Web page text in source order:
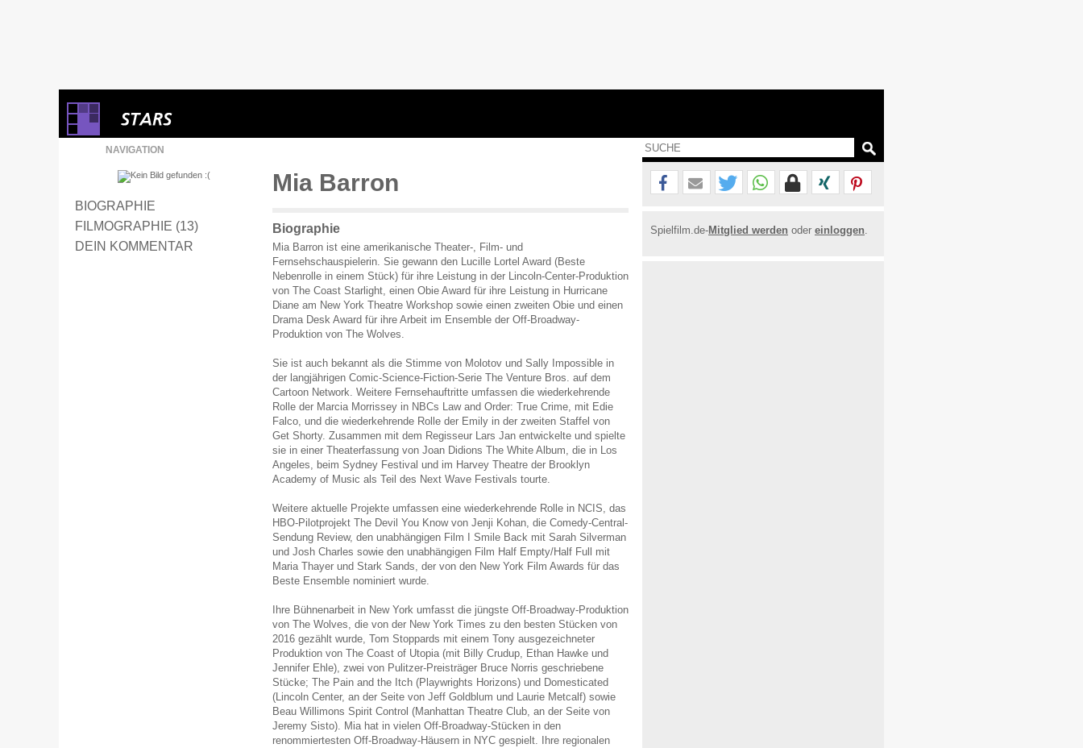
NAVIGATION
BIOGRAPHIE
FILMOGRAPHIE (13)
DEIN KOMMENTAR
Mia Barron
Biographie
Mia Barron ist eine amerikanische Theater-, Film- und
Fernsehschauspielerin. Sie gewann den Lucille Lortel Award (Beste
Nebenrolle in einem Stück) für ihre Leistung in der Lincoln-Center-Produktion
von The Coast Starlight, einen Obie Award für ihre Leistung in Hurricane
Diane am New York Theatre Workshop sowie einen zweiten Obie und einen
Drama Desk Award für ihre Arbeit im Ensemble der Off-Broadway-
Produktion von The Wolves.
Sie ist auch bekannt als die Stimme von Molotov und Sally Impossible in
der langjährigen Comic-Science-Fiction-Serie The Venture Bros. auf dem
Cartoon Network. Weitere Fernsehauftritte umfassen die wiederkehrende
Rolle der Marcia Morrissey in NBCs Law and Order: True Crime, mit Edie
Falco, und die wiederkehrende Rolle der Emily in der zweiten Staffel von
Get Shorty. Zusammen mit dem Regisseur Lars Jan entwickelte und spielte
sie in einer Theaterfassung von Joan Didions The White Album, die in Los
Angeles, beim Sydney Festival und im Harvey Theatre der Brooklyn
Academy of Music als Teil des Next Wave Festivals tourte.
Weitere aktuelle Projekte umfassen eine wiederkehrende Rolle in NCIS, das
HBO-Pilotprojekt The Devil You Know von Jenji Kohan, die Comedy-Central-
Sendung Review, den unabhängigen Film I Smile Back mit Sarah Silverman
und Josh Charles sowie den unabhängigen Film Half Empty/Half Full mit
Maria Thayer und Stark Sands, der von den New York Film Awards für das
Beste Ensemble nominiert wurde.
Ihre Bühnenarbeit in New York umfasst die jüngste Off-Broadway-Produktion
von The Wolves, die von der New York Times zu den besten Stücken von
2016 gezählt wurde, Tom Stoppards mit einem Tony ausgezeichneter
Produktion von The Coast of Utopia (mit Billy Crudup, Ethan Hawke und
Jennifer Ehle), zwei von Pulitzer-Preisträger Bruce Norris geschriebene
Stücke; The Pain and the Itch (Playwrights Horizons) und Domesticated
(Lincoln Center, an der Seite von Jeff Goldblum und Laurie Metcalf) sowie
Beau Willimons Spirit Control (Manhattan Theatre Club, an der Seite von
Jeremy Sisto). Mia hat in vielen Off-Broadway-Stücken in den
renommiertesten Off-Broadway-Häusern in NYC gespielt. Ihre regionalen
Spielfilm.de-Mitglied werden oder einloggen.